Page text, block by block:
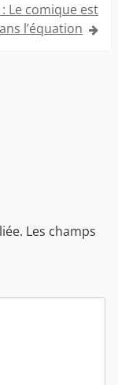
: Le comique est
l’équation
Les champs